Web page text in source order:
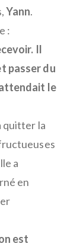
Yann.
:
Il
passer du
le
quitter la
a
en
est